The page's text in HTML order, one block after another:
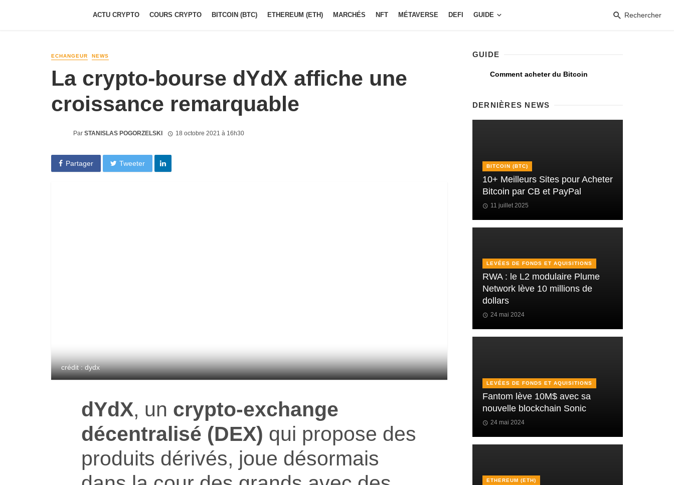
ACTU CRYPTO COURS CRYPTO BITCOIN (BTC) ETHEREUM (ETH) MARCHÉS NFT MÉTAVERSE DEFI GUIDE Rechercher
ECHANGEUR NEWS
La crypto-bourse dYdX affiche une
croissance remarquable
Par STANISLAS POGORZELSKI 18 octobre 2021 à 16h30
Partager Tweeter
crédit : dydx
dYdX, un crypto-exchange
décentralisé (DEX) qui propose des
produits dérivés, joue désormais
GUIDE
Comment acheter du Bitcoin
DERNIÈRES NEWS
BITCOIN (BTC)
10+ Meilleurs Sites pour Acheter
Bitcoin par CB et PayPal
11 juillet 2025
LEVÉES DE FONDS ET AQUISITIONS
RWA : le L2 modulaire Plume
Network lève 10 millions de
dollars
24 mai 2024
LEVÉES DE FONDS ET AQUISITIONS
Fantom lève 10M$ avec sa
nouvelle blockchain Sonic
24 mai 2024
ETHEREUM (ETH)